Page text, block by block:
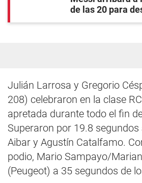
de las 20 para
Julián Larrosa y Gregorio
208) celebraron en la clase
apretada durante todo el fin
Superaron por 19.8
Aibar y Agustín Catalfamo.
podio, Mario Sampayo/
(Peugeot) a 35 segundos de